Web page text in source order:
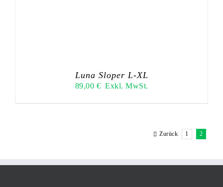
Luna Sloper L-XL
89,00 € Exkl. MwSt.
Zurück 1 2